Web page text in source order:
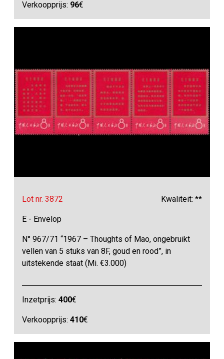
Verkoopprijs: 96€
Lot nr. 3872 Kwaliteit: **
E - Envelop
N° 967/71 “1967 – Thoughts of Mao, ongebruikt
vellen van 5 stuks van 8F, goud en rood”, in
uitstekende staat (Mi. €3.000)
Inzetprijs:400€
Verkoopprijs:410€